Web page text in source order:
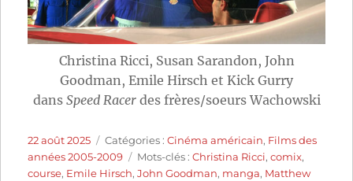
Christina Ricci, Susan Sarandon, John
Goodman, Emile Hirsch et Kick Gurry
dans Speed Racerdes frères/soeurs Wachowski
Publié
le
22 août 2025 Catégories
Catégories :Cinéma américain, Films des
années 2005-2009
Étiquettes
Mots-clés :Christina Ricci,comix,
course, Emile Hirsch,John Goodman, manga, Matthew